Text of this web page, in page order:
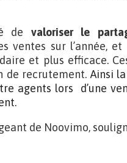
de valoriser le
ventes sur l’année,
et plus efficace.
de recrutement. Ainsi
agents lors d’une
de Noovimo,